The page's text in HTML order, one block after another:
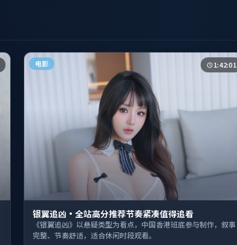
电影 1:42:01
银翼追凶·全站高分推荐节奏紧凑值得追看
《银翼追凶》以悬疑类型为看点，中国香港班底参与制作，叙事
完整、节奏舒适，适合休闲时段观看。